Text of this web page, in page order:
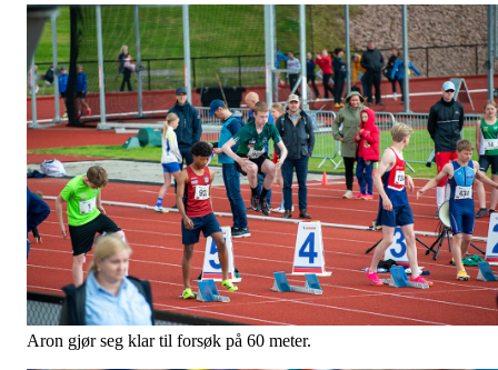
Aron gjør seg klar til forsøk på 60 meter.